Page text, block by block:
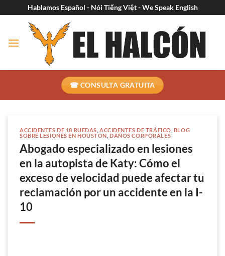
al
contenido
Hablamos Español - Nói Tiếng Việt - We Speak English
☎ CONSULTA GRATUITA
ACCIDENTES DE 18 RUEDAS ,ACCIDENTES DE TRÁFICO BLOG
SOBRE LESIONES EN HOUSTON ,DAÑOS CORPORALES
Abogado especializado en lesiones
en la autopista de Katy: Cómo el
exceso de velocidad puede afectar tu
reclamación por un accidente en la I-
10